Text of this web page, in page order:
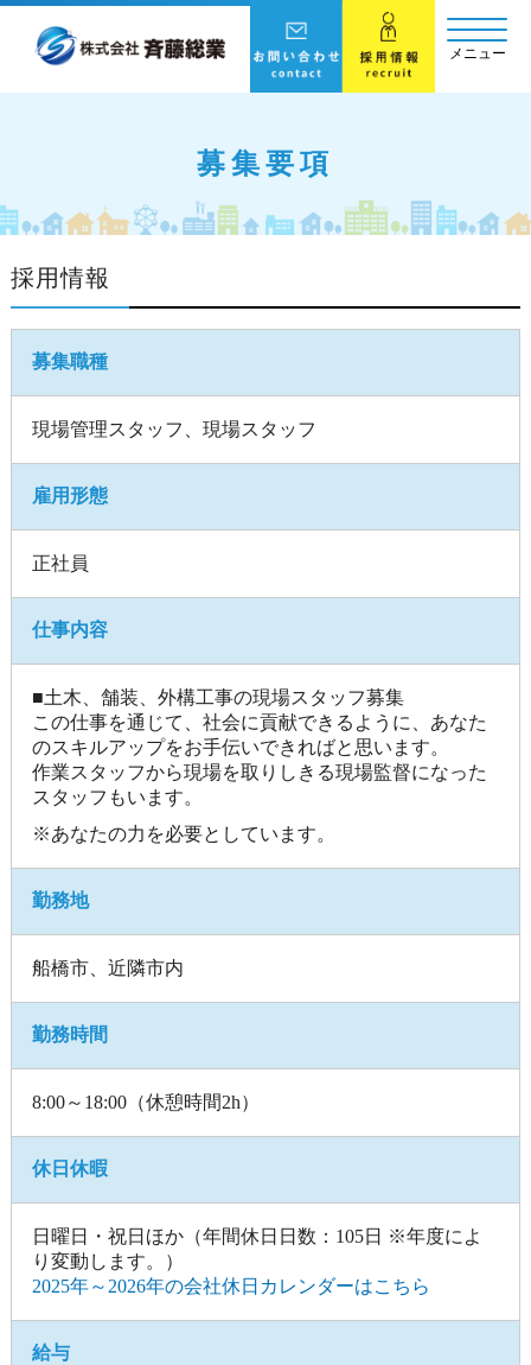
メニュー
募集要項
採用情報
募集職種
現場管理スタッフ、現場スタッフ
雇用形態
正社員
仕事内容
■土木、舗装、外構工事の現場スタッフ募集
この仕事を通じて、社会に貢献できるように、あなた
のスキルアップをお手伝いできればと思います。
作業スタッフから現場を取りしきる現場監督になった
スタッフもいます。
※あなたの力を必要としています。
勤務地
船橋市、近隣市内
勤務時間
8:00～18:00（休憩時間2h）
休日休暇
日曜日・祝日ほか（年間休日日数：105日 ※年度によ
り変動します。）
2025年～2026年の会社休日カレンダーはこちら
給与